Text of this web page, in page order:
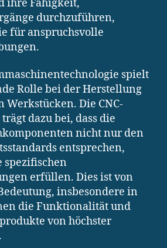
ihre Fähigkeit,
durchzuführen,
für anspruchsvolle
spielt
Rolle bei der Herstellung
Werkstücken. Die CNC-
dazu bei, dass die
nicht nur den
entsprechen,
spezifischen
erfüllen. Dies ist von
insbesondere in
die Funktionalität und
von höchster